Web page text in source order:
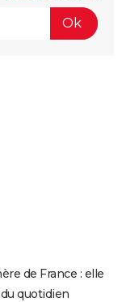
de France : elle
quotidien